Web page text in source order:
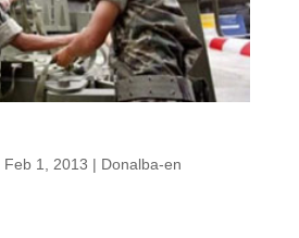
Feb 1, 2013 | Donalba-en